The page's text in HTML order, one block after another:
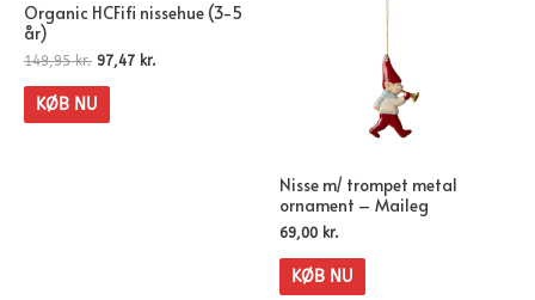
Organic HCFifi nissehue (3-5
år)
149,95kr. 97,47 kr.
KØB NU
Nisse m/ trompet metal
ornament – Maileg
69,00 kr.
KØB NU